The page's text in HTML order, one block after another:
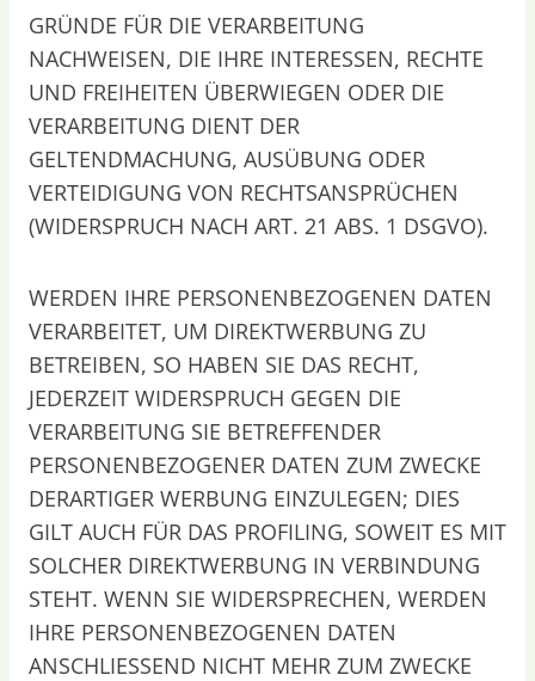
GRÜNDE FÜR DIE VERARBEITUNG
NACHWEISEN, DIE IHRE INTERESSEN, RECHTE
UND FREIHEITEN ÜBERWIEGEN ODER DIE
VERARBEITUNG DIENT DER
GELTENDMACHUNG, AUSÜBUNG ODER
VERTEIDIGUNG VON RECHTSANSPRÜCHEN
(WIDERSPRUCH NACH ART. 21 ABS. 1 DSGVO).
WERDEN IHRE PERSONENBEZOGENEN DATEN
VERARBEITET, UM DIREKTWERBUNG ZU
BETREIBEN, SO HABEN SIE DAS RECHT,
JEDERZEIT WIDERSPRUCH GEGEN DIE
VERARBEITUNG SIE BETREFFENDER
PERSONENBEZOGENER DATEN ZUM ZWECKE
DERARTIGER WERBUNG EINZULEGEN; DIES
GILT AUCH FÜR DAS PROFILING, SOWEIT ES MIT
SOLCHER DIREKTWERBUNG IN VERBINDUNG
STEHT. WENN SIE WIDERSPRECHEN, WERDEN
IHRE PERSONENBEZOGENEN DATEN
ANSCHLIESSEND NICHT MEHR ZUM ZWECKE